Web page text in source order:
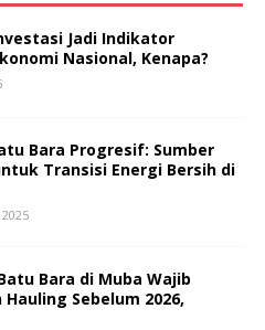
Jadi Indikator
Nasional, Kenapa?
Bara Progresif: Sumber
Transisi Energi Bersih di
Bara di Muba Wajib
Hauling Sebelum 2026,